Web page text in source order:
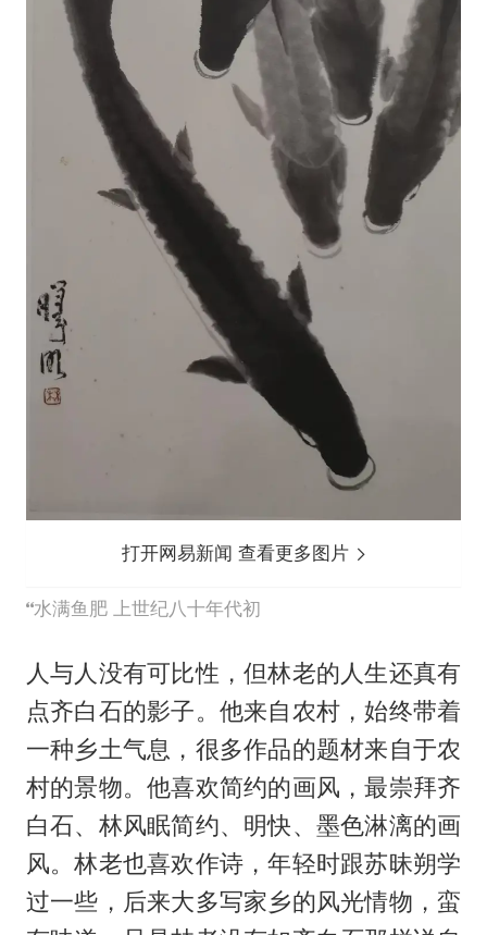
打开网易新闻 查看更多图片
水满鱼肥 上世纪八十年代初
人与人没有可比性，但林老的人生还真有
点齐白石的影子。他来自农村，始终带着
一种乡土气息，很多作品的题材来自于农
村的景物。他喜欢简约的画风，最崇拜齐
白石、林风眠简约、明快、墨色淋漓的画
风。林老也喜欢作诗，年轻时跟苏昧朔学
过一些，后来大多写家乡的风光情物，蛮